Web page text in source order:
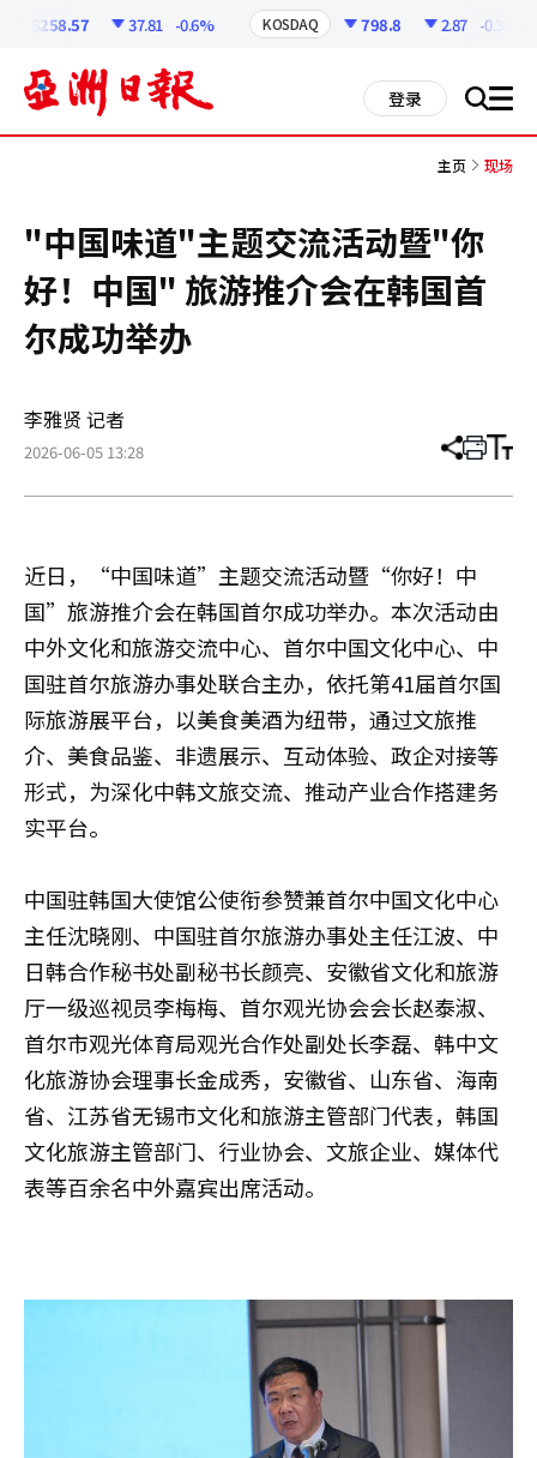
6258.57 37.81 -0.6% KOSDAQ 798.8 2.87 -0.36%
登录 搜 all
主页 现场
"中国味道"主题交流活动暨"你
好！中国" 旅游推介会在韩国首
尔成功举办
李雅贤 记者
2026-06-05 13:28 分
章
打 调
小
近日，“中国味道”主题交流活动暨“你好！中
国”旅游推介会在韩国首尔成功举办。本次活动由
中外文化和旅游交流中心、首尔中国文化中心、中
国驻首尔旅游办事处联合主办，依托第41届首尔国
际旅游展平台，以美食美酒为纽带，通过文旅推
介、美食品鉴、非遗展示、互动体验、政企对接等
形式，为深化中韩文旅交流、推动产业合作搭建务
实平台。
中国驻韩国大使馆公使衔参赞兼首尔中国文化中心
主任沈晓刚、中国驻首尔旅游办事处主任江波、中
日韩合作秘书处副秘书长颜亮、安徽省文化和旅游
厅一级巡视员李梅梅、首尔观光协会会长赵泰淑、
首尔市观光体育局观光合作处副处长李磊、韩中文
化旅游协会理事长金成秀，安徽省、山东省、海南
省、江苏省无锡市文化和旅游主管部门代表，韩国
文化旅游主管部门、行业协会、文旅企业、媒体代
表等百余名中外嘉宾出席活动。